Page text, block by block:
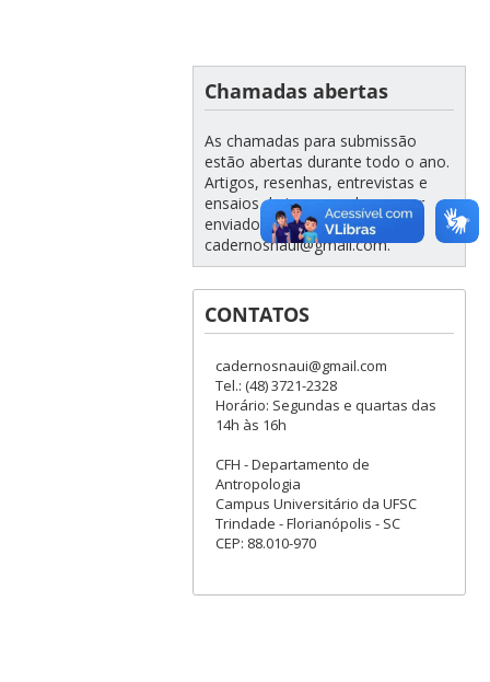
Chamadas abertas
As chamadas para submissão
estão abertas durante todo o ano.
Artigos, resenhas, entrevistas e
ensaios de imagens devem ser
enviados para
cadernosnaui@gmail.com.
CONTATOS
cadernosnaui@gmail.com
Tel.: (48) 3721-2328
Horário: Segundas e quartas das
14h às 16h
CFH - Departamento de
Antropologia
Campus Universitário da UFSC
Trindade - Florianópolis - SC
CEP: 88.010-970